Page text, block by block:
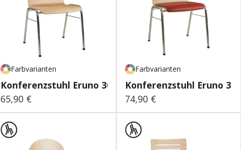
Farbvarianten
Konferenzstuhl Eruno 300
Regulärer Preis:
65,90 €
Farbvarianten
Konferenzstuhl Eruno 310
Regulärer Preis:
74,90 €